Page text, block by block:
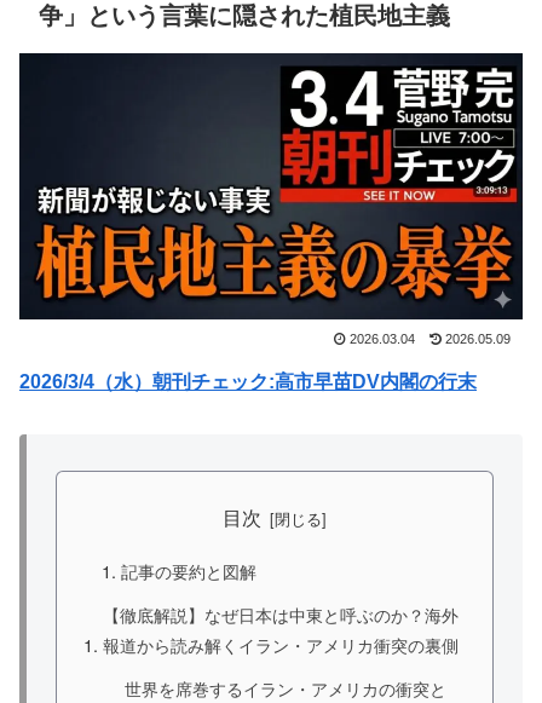
争」という言葉に隠された植民地主義
2026.03.04 2026.05.09
2026/3/4（水）朝刊チェック:高市早苗DV内閣の行末
目次
記事の要約と図解
【徹底解説】なぜ日本は中東と呼ぶのか？海外
報道から読み解くイラン・アメリカ衝突の裏側
世界を席巻するイラン・アメリカの衝突と